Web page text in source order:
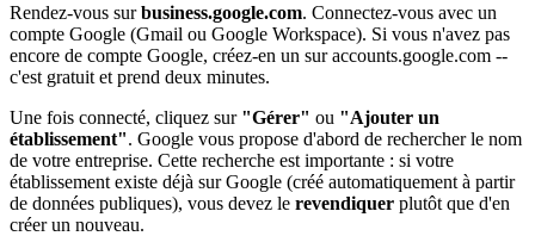
Rendez-vous surbusiness.google.com. Connectez-vous avec un
compte Google (Gmail ou Google Workspace). Si vous n'avez pas
encore de compte Google, créez-en un sur accounts.google.com --
c'est gratuit et prend deux minutes.
Une fois connecté, cliquez sur "Gérer" ou "Ajouter un
établissement". Google vous propose d'abord de rechercher le nom
de votre entreprise. Cette recherche est importante : si votre
établissement existe déjà sur Google (créé automatiquement à partir
de données publiques), vous devez le revendiquer plutôt que d'en
créer un nouveau.